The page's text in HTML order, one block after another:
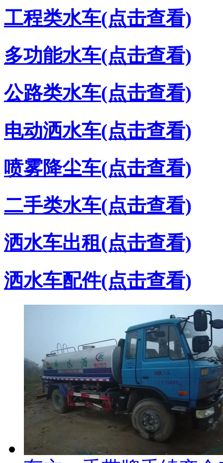
工程类水车(点击查看)
多功能水车(点击查看)
公路类水车(点击查看)
电动洒水车(点击查看)
喷雾降尘车(点击查看)
二手类水车(点击查看)
洒水车出租(点击查看)
洒水车配件(点击查看)